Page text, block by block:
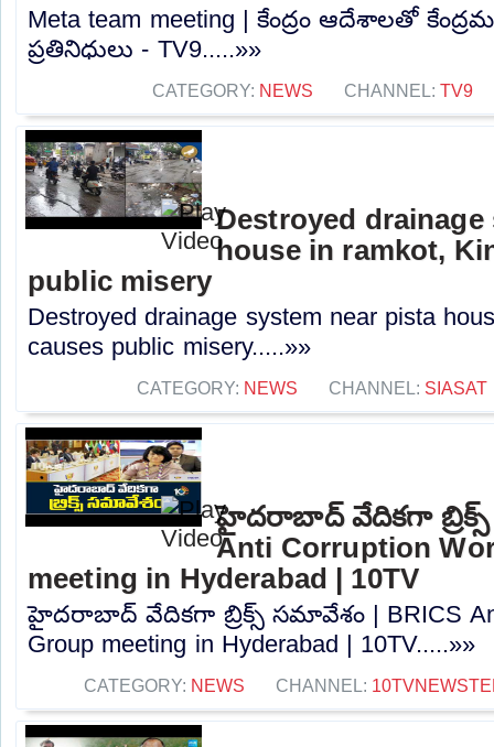
Meta team meeting | కేంద్రం ఆదేశాలతో
ప్రతినిధులు - TV9.....»»
CATEGORY: NEWS CHANNEL: TV9
Destroyed
house in ramkot,
public misery
Destroyed drainage system near pista
causes public misery.....»»
CATEGORY: NEWS CHANNEL: SIASAT
హైదరాబాద్ వేదికగా బ్రిక్స్
Anti Corruption
meeting in Hyderabad | 10TV
హైదరాబాద్ వేదికగా బ్రిక్స్ సమావేశం | BRICS
Group meeting in Hyderabad | 10TV.....»»
CATEGORY: NEWS CHANNEL: